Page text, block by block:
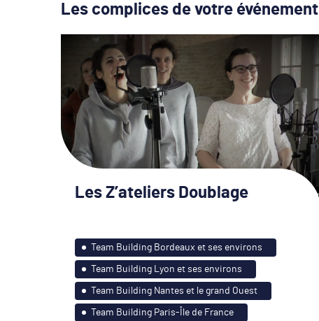
Les complices de votre événement
Les Z’ateliers Doublage
Team Building Bordeaux et ses environs
Team Building Lyon et ses environs
Team Building Nantes et le grand Ouest
Team Building Paris-Île de France